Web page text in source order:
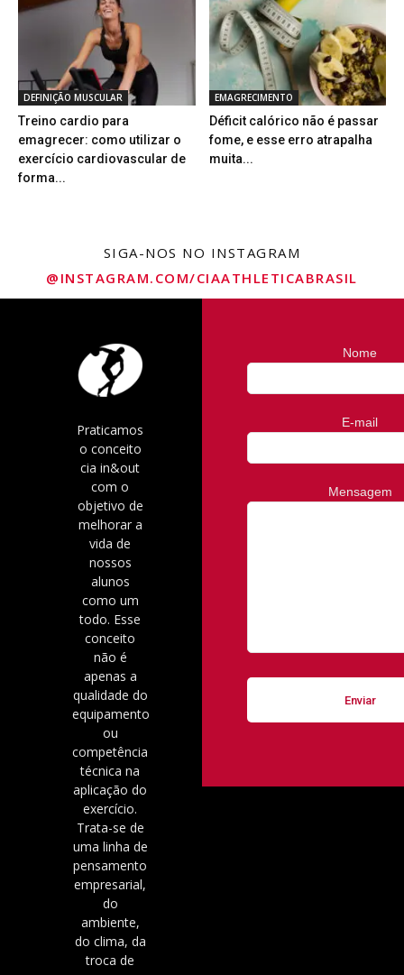
DEFINIÇÃO MUSCULAR
Treino cardio para
emagrecer: como utilizar o
exercício cardiovascular de
forma...
EMAGRECIMENTO
Déficit calórico não é passar
fome, e esse erro atrapalha
muita...
SIGA-NOS NO INSTAGRAM
@INSTAGRAM.COM/CIAATHLETICABRASIL
Nome
E-mail
Mensagem
Praticamos
o conceito
cia in&out
com o
objetivo de
melhorar a
vida de
nossos
alunos
como um
todo. Esse
conceito
não é
apenas a
qualidade do
equipamento
ou
competência
técnica na
aplicação do
exercício.
Trata-se de
uma linha de
pensamento
empresarial,
do
ambiente,
do clima, da
troca de